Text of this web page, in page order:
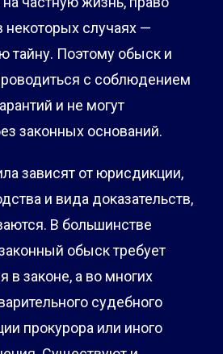
некоторых случаях —
тайну. Поэтому обыск и
с соблюдением
и не могут
законных оснований.
зависят от юрисдикции,
и вида доказательств,
В большинстве
обыск требует
в законе, а во многих
судебного
прокурора или иного